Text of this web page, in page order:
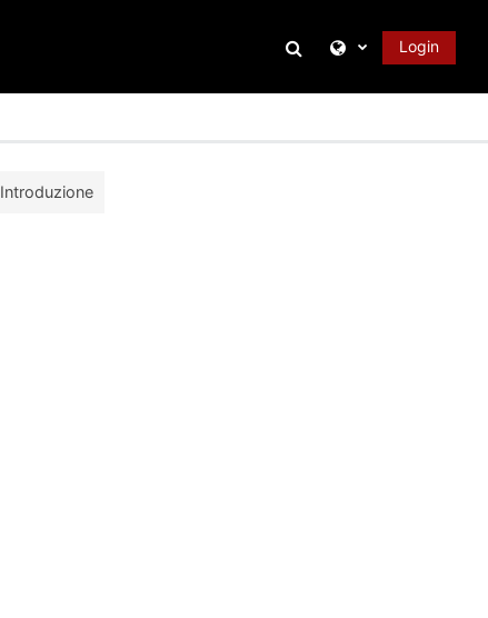
Attiva/disattiva
Login
Introduzione